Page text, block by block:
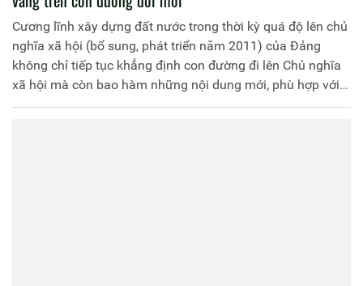
Cương lĩnh xây dựng đất nước trong thời kỳ quá độ lên chủ
nghĩa xã hội (bổ sung, phát triển năm 2011) của Đảng
không chỉ tiếp tục khẳng định con đường đi lên Chủ nghĩa
xã hội mà còn bao hàm những nội dung mới, phù hợp với
những xu thế lớn của thời đại; đề ra mục tiêu, phương